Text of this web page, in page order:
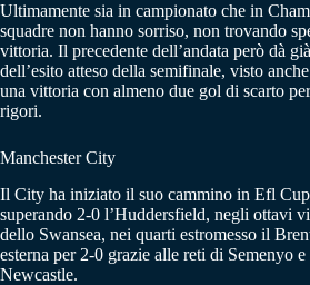
Ultimamente sia in campionato che in
squadre non hanno sorriso, non trovando
vittoria. Il precedente dell’andata però dà
dell’esito atteso della semifinale, visto
una vittoria con almeno due gol di scarto
rigori.
Manchester City
Il City ha iniziato il suo cammino in Efl
superando 2-0 l’Huddersfield, negli ottavi
dello Swansea, nei quarti estromesso il
esterna per 2-0 grazie alle reti di Semenyo
Newcastle.